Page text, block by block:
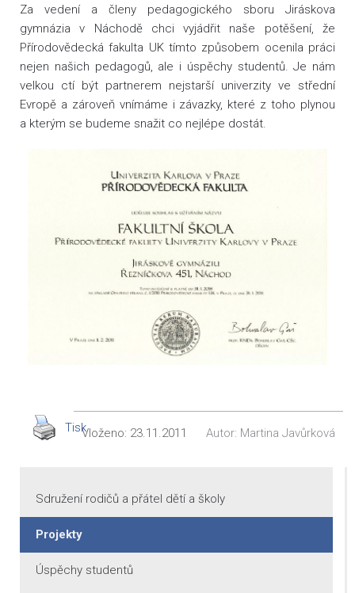
Za vedení a členy pedagogického sboru Jiráskova
gymnázia v Náchodě chci vyjádřit naše potěšení, že
Přírodovědecká fakulta UK tímto způsobem ocenila práci
nejen našich pedagogů, ale i úspěchy studentů. Je nám
velkou ctí být partnerem nejstarší univerzity ve střední
Evropě a zároveň vnímáme i závazky, které z toho plynou
a kterým se budeme snažit co nejlépe dostát.
TiskVloženo: 23.11.2011 Autor: Martina Javůrková
Sdružení rodičů a přátel dětí a školy
Projekty
Úspěchy studentů